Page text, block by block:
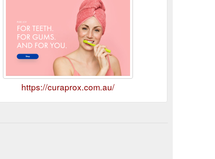
https://curaprox.com.au/